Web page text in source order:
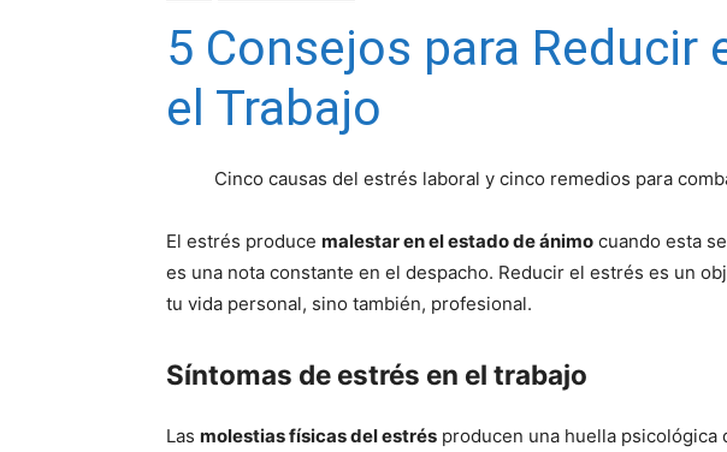
5 Consejos para Reducir
el Trabajo
Cinco causas del estrés laboral y cinco remedios para
El estrés produce malestar en el estado de ánimo cuando esta
es una nota constante en el despacho. Reducir el estrés es un
tu vida personal, sino también, profesional.
Síntomas de estrés en el trabajo
Las molestias físicas del estrés producen una huella psicológica